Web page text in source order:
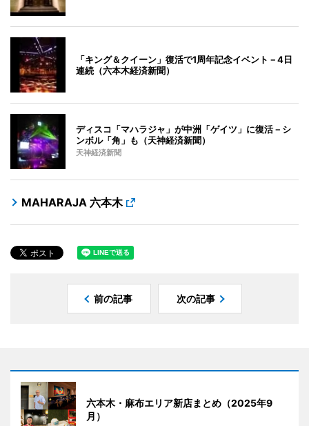
「キング＆クイーン」復活で1周年記念イベント－4日
連続（六本木経済新聞）
ディスコ「マハラジャ」が中洲「ゲイツ」に復活－シ
ンボル「角」も（天神経済新聞）
天神経済新聞
MAHARAJA 六本木
前の記事 次の記事
六本木・麻布エリア新店まとめ（2025年9
月）